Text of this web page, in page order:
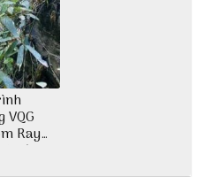
Ray
rừng